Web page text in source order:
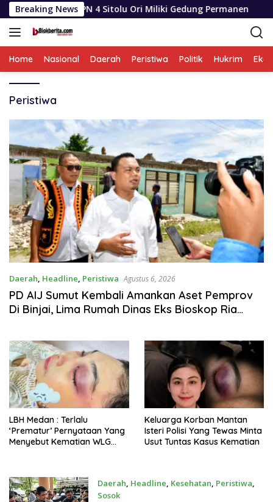
Langsung
ke
konten
Breaking News
SMPN 4 Sitolu Ori Miliki Gedung Permanen Dinas
Home Nasional Daerah Peristiwa Politik Hukrim
Peristiwa
Daerah, Headline, Peristiwa Agustus 6, 2026
PD AIJ Sumut Kembali Amankan Aset Pemprov
Di Binjai, Lima Rumah Dinas Eks Bioskop Ria
LBH Medan : Terlalu
‘Prematur’ Pernyataan Yang
Menyebut Kematian WLG
Keluarga Korban Mantan
Isteri Polisi Yang Tewas Minta
Usut Tuntas Kasus Kematian
Daerah, Headline, Kesehatan, Peristiwa,
Sosok